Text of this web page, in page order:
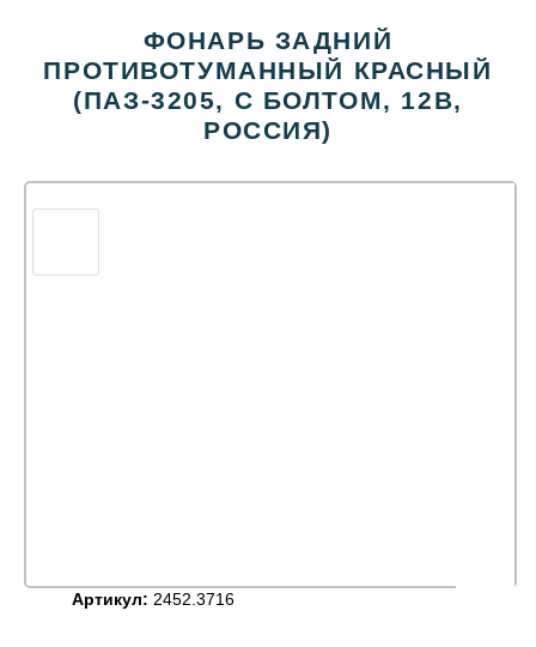
ФОНАРЬ ЗАДНИЙ
ПРОТИВОТУМАННЫЙ КРАСНЫЙ
(ПАЗ-3205, С БОЛТОМ, 12В,
РОССИЯ)
Артикул: 2452.3716
КОНТАКТЫ
КОРЗИНА